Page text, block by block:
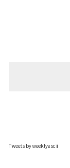
Tweets by weeklyascii